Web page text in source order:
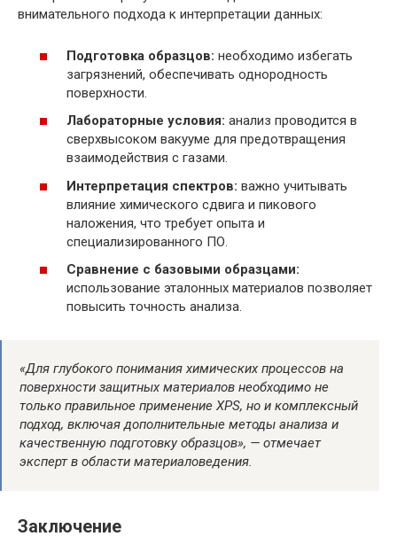
внимательного подхода к интерпретации данных:
Подготовка образцов: необходимо избегать
загрязнений, обеспечивать однородность
поверхности.
Лабораторные условия: анализ проводится в
сверхвысоком вакууме для предотвращения
взаимодействия с газами.
Интерпретация спектров: важно учитывать
влияние химического сдвига и пикового
наложения, что требует опыта и
специализированного ПО.
Сравнение с базовыми образцами:
использование эталонных материалов позволяет
повысить точность анализа.
«Для глубокого понимания химических процессов на
поверхности защитных материалов необходимо не
только правильное применение XPS, но и комплексный
подход, включая дополнительные методы анализа и
качественную подготовку образцов», — отмечает
эксперт в области материаловедения.
Заключение